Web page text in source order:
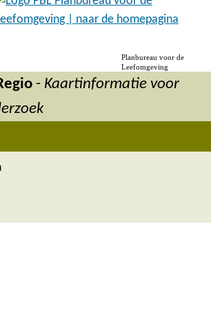
de inhoud gaan
Planbureau voor de
Leefomgeving
- Kaartinformatie voor